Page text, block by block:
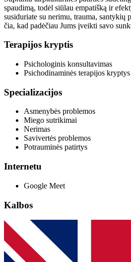
spaudimą, todėl siūlau empatišką ir
susiduriate su nerimu, trauma, santykių
čia, kad padėčiau Jums įveikti savo
Terapijos kryptis
Psichologinis konsultavimas
Psichodinaminės terapijos kryptys
Specializacijos
Asmenybės problemos
Miego sutrikimai
Nerimas
Savivertės problemos
Potrauminės patirtys
Internetu
Google Meet
Kalbos